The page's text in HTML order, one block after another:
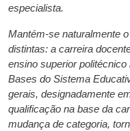
especialista.
Mantém-se naturalmente
distintas: a carreira
ensino superior
Bases do Sistema
gerais, designadamente
qualificação na base da
mudança de categoria,